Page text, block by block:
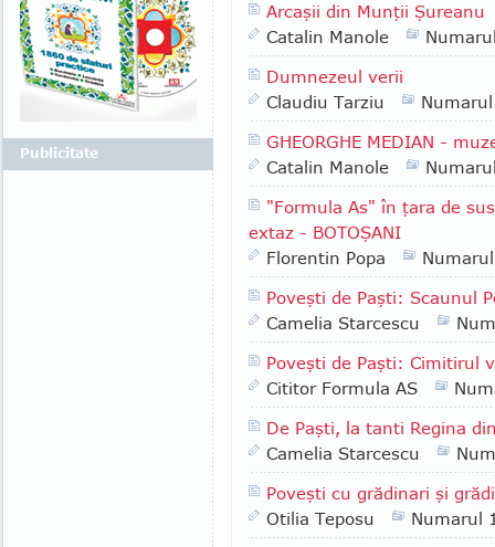
Arcaşii din Munţii Şureanu
Catalin Manole
Dumnezeul verii
Claudiu Tarziu
GHEORGHE MEDIAN -
Catalin Manole
"Formula As" în ţara de
extaz - BOTOŞANI
Florentin Popa
Poveşti de Paşti: Scaunul
Camelia Starcescu
Poveşti de Paşti: Cimitirul
Cititor Formula AS
De Paşti, la tanti Regina
Camelia Starcescu
Poveşti cu grădinari şi
Otilia Teposu
Numarul
Publicitate